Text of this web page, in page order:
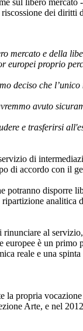
libero
dei
e della
europei proprio
che
avuto
e trasferirsi
di
di accordo con il
potranno disporre
al
è un
reale e una
la propria
Arte, e nel